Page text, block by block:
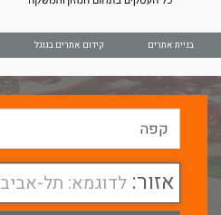
בניית אתרים קידום אתרים בגוגל
אזור: לדוגמא: תל-אביב